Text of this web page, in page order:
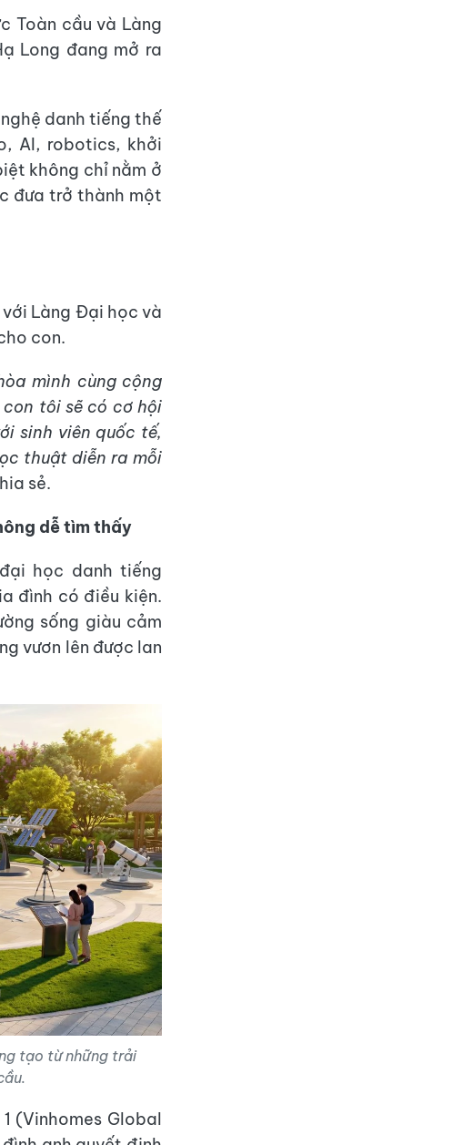
Toàn cầu và Làng
Long đang mở ra
danh tiếng thế
AI, robotics, khởi
không chỉ nằm ở
đưa trở thành một
Làng Đại học và
con.
mình cùng cộng
tôi sẽ có cơ hội
sinh viên quốc tế,
thuật diễn ra mỗi
sẻ.
dễ tìm thấy
học danh tiếng
đình có điều kiện.
sống giàu cảm
vươn lên được lan
tạo từ những trải
(Vinhomes Global